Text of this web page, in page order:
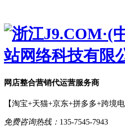
网店整合营销代运营服务商
【淘宝+天猫+京东+拼多多+跨境电
免费咨询热线： 135-7545-7943